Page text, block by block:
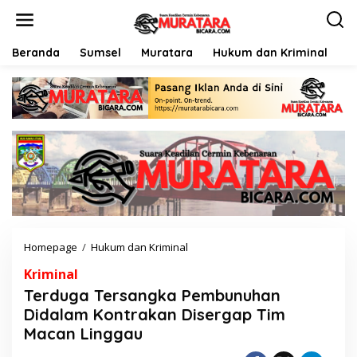
Beranda Sumsel Muratara Hukum dan Kriminal
Homepage / Hukum dan Kriminal
d
u
g
Kriminal
Terduga Tersangka Pembunuhan
Didalam Kontrakan Disergap Tim
Macan Linggau